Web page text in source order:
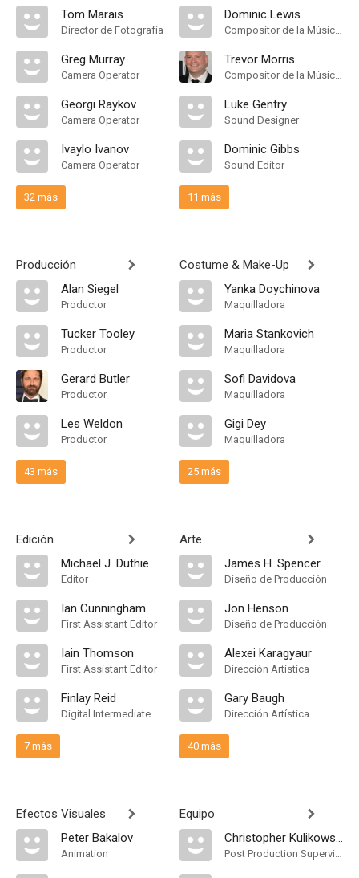
Tom Marais
Director de Fotografía
Greg Murray
Camera Operator
Georgi Raykov
Camera Operator
Ivaylo Ivanov
Camera Operator
32 más
Producción
Alan Siegel
Productor
Tucker Tooley
Productor
Gerard Butler
Productor
Les Weldon
Productor
43 más
Edición
Michael J. Duthie
Editor
Ian Cunningham
First Assistant Editor
Iain Thomson
First Assistant Editor
Finlay Reid
Digital Intermediate
7 más
Efectos Visuales
Peter Bakalov
Animation
Dominic Lewis
Compositor de la Música Original
Trevor Morris
Compositor de la Música Original
Luke Gentry
Sound Designer
Dominic Gibbs
Sound Editor
11 más
Costume & Make-Up
Yanka Doychinova
Maquilladora
Maria Stankovich
Maquilladora
Sofi Davidova
Maquilladora
Gigi Dey
Maquilladora
25 más
Arte
James H. Spencer
Diseño de Producción
Jon Henson
Diseño de Producción
Alexei Karagyaur
Dirección Artística
Gary Baugh
Dirección Artística
40 más
Equipo
Christopher Kulikowski
Post Production Supervisor